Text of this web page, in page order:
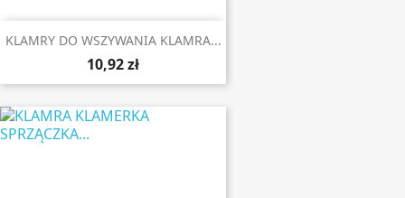
KLAMRY DO WSZYWANIA KLAMRA...
10,92 zł